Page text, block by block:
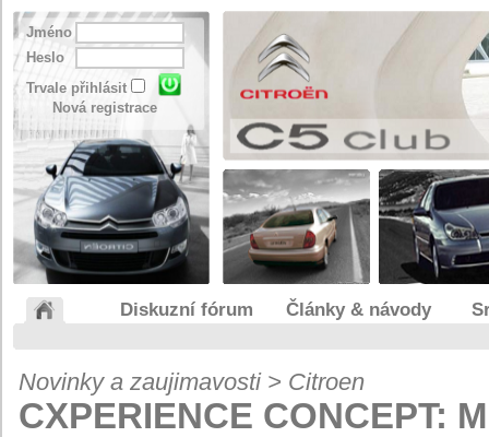
Jméno
Heslo
Trvale přihlásit
Nová registrace
Diskuzní fórum Články & návody
Novinky a zaujimavosti > Citroen
CXPERIENCE CONCEPT: